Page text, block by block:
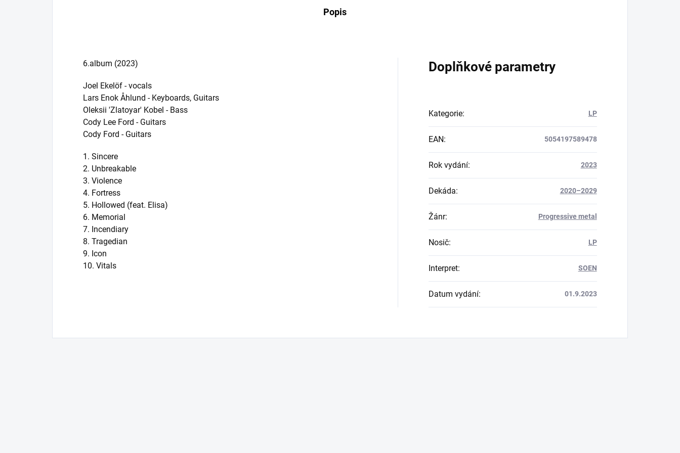
Popis
6.album (2023)
Joel Ekelöf - vocals
Lars Enok Åhlund - Keyboards, Guitars
Oleksii 'Zlatoyar' Kobel - Bass
Cody Lee Ford - Guitars
Cody Ford - Guitars
1. Sincere
2. Unbreakable
3. Violence
4. Fortress
5. Hollowed (feat. Elisa)
6. Memorial
7. Incendiary
8. Tragedian
9. Icon
10. Vitals
Doplňkové parametry
Kategorie: LP
EAN: 5054197589478
Rok vydání: 2023
Dekáda: 2020–2029
Žánr: Progressive metal
Nosič: LP
Interpret: SOEN
Datum vydání: 01.9.2023